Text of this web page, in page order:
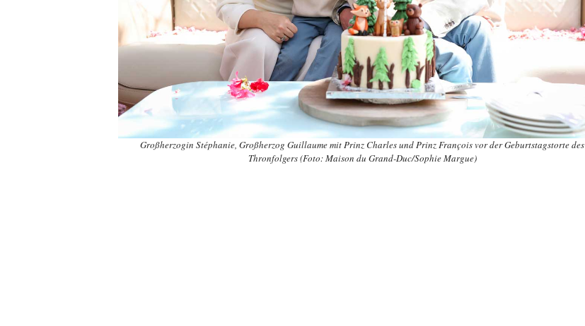
Großherzogin Stéphanie, Großherzog Guillaume mit Prinz Charles und Prinz François vor der Geburtstagstorte des
Thronfolgers (Foto: Maison du Grand-Duc/Sophie Margue)